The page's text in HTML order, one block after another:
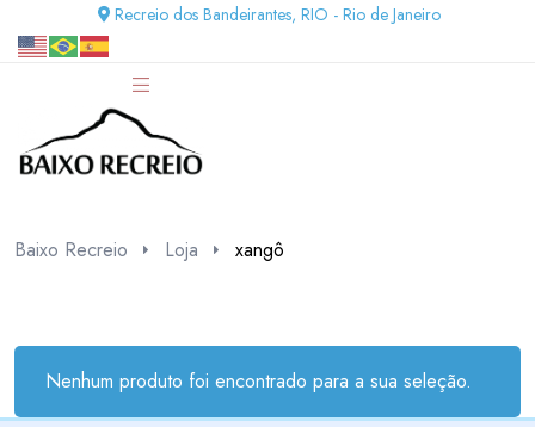
Recreio dos Bandeirantes, RIO - Rio de Janeiro
Baixo Recreio Loja xangô
Nenhum produto foi encontrado para a sua seleção.